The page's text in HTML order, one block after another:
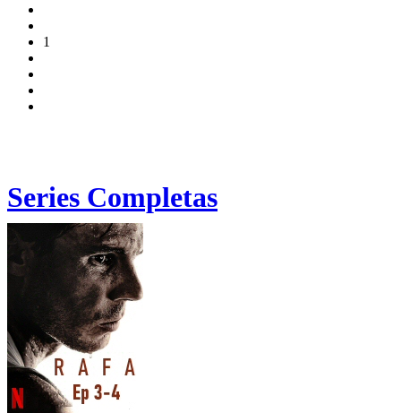
1
Series Completas